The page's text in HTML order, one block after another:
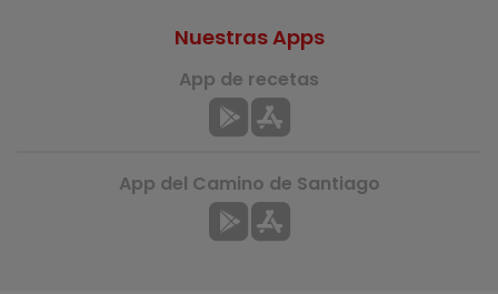
Nuestras Apps
App de recetas
App del Camino de Santiago